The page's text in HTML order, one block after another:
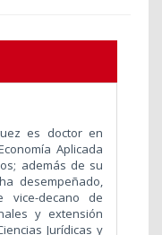
es doctor en
Aplicada
además de su
desempeñado,
vice-decano de
y extensión
Jurídicas y